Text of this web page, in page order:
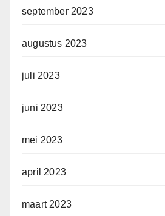
september 2023
augustus 2023
juli 2023
juni 2023
mei 2023
april 2023
maart 2023